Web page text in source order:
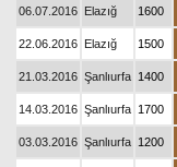
06.07.2016 Elazığ 1600
22.06.2016 Elazığ 1500
21.03.2016 Şanlıurfa 1400
14.03.2016 Şanlıurfa 1700
03.03.2016 Şanlıurfa 1200